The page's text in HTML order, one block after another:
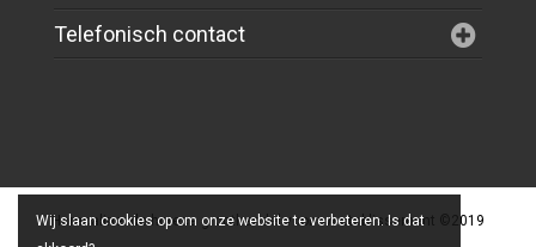
Telefonisch contact
Horecaline: de horeca groothandel voor uw etablissement ©2019
Wij slaan cookies op om onze website te verbeteren. Is dat